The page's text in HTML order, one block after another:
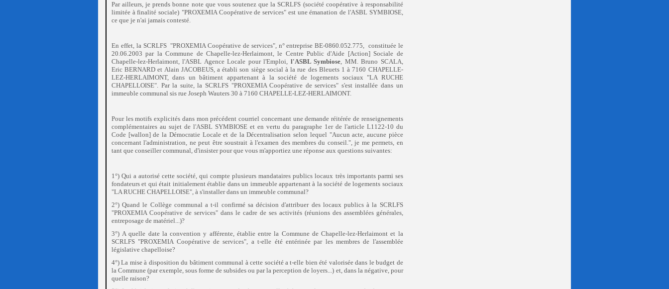
Par ailleurs, je prends bonne note que vous soutenez que la SCRLFS (société coopérative à responsabilité
limitée à finalité sociale) "PROXEMIA Coopérative de services" est une émanation de l'ASBL SYMBIOSE,
ce que je n'ai jamais contesté.
En effet, la SCRLFS "PROXEMIA Coopérative de services", n° entreprise BE-0860.052.775, constituée le
20.06.2003 par la Commune de Chapelle-lez-Herlaimont, le Centre Public d'Aide [Action] Sociale de
Chapelle-lez-Herlaimont, l'ASBL Agence Locale pour l'Emploi, l'ASBL Symbiose, MM. Bruno SCALA,
Eric BERNARD et Alain JACOBEUS, a établi son siège social à la rue des Bleuets 1 à 7160 CHAPELLE-
LEZ-HERLAIMONT, dans un bâtiment appartenant à la société de logements sociaux "LA RUCHE
CHAPELLOISE". Par la suite, la SCRLFS "PROXEMIA Coopérative de services" s'est installée dans un
immeuble communal sis rue Joseph Wauters 30 à 7160 CHAPELLE-LEZ-HERLAIMONT.
Pour les motifs explicités dans mon précédent courriel concernant une demande réitérée de renseignements
complémentaires au sujet de l'ASBL SYMBIOSE et en vertu du paragraphe 1er de l'article L1122-10 du
Code [wallon] de la Démocratie Locale et de la Décentralisation selon lequel "Aucun acte, aucune pièce
concernant l'administration, ne peut être soustrait à l'examen des membres du conseil.", je me permets, en
tant que conseiller communal, d'insister pour que vous m'apportiez une réponse aux questions suivantes:
1°) Qui a autorisé cette société, qui compte plusieurs mandataires publics locaux très importants parmi ses
fondateurs et qui était initialement établie dans un immeuble appartenant à la société de logements sociaux
"LA RUCHE CHAPELLOISE", à s'installer dans un immeuble communal?
2°) Quand le Collège communal a t-il confirmé sa décision d'attribuer des locaux publics à la SCRLFS
"PROXEMIA Coopérative de services" dans le cadre de ses activités (réunions des assemblées générales,
entreposage de matériel...)?
3°) A quelle date la convention y afférente, établie entre la Commune de Chapelle-lez-Herlaimont et la
SCRLFS "PROXEMIA Coopérative de services", a t-elle été entérinée par les membres de l'assemblée
législative chapelloise?
4°) La mise à disposition du bâtiment communal à cette société a t-elle bien été valorisée dans le budget de
la Commune (par exemple, sous forme de subsides ou par la perception de loyers...) et, dans la négative, pour
quelle raison?